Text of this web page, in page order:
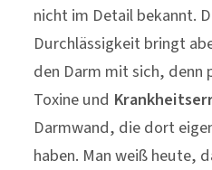
nicht im Detail bekannt.
Durchlässigkeit bringt
den Darm mit sich, denn
Toxine und
Darmwand, die dort
haben. Man weiß heute,